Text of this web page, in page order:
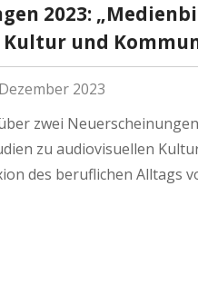
2023:
und
2023
zwei
zu audiovisuellen
des beruflichen Alltags